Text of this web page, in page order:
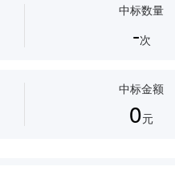
中标数量
-次
中标金额
0元